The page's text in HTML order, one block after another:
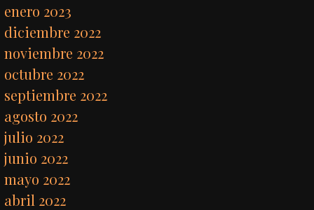
enero 2023
diciembre 2022
noviembre 2022
octubre 2022
septiembre 2022
agosto 2022
julio 2022
junio 2022
mayo 2022
abril 2022